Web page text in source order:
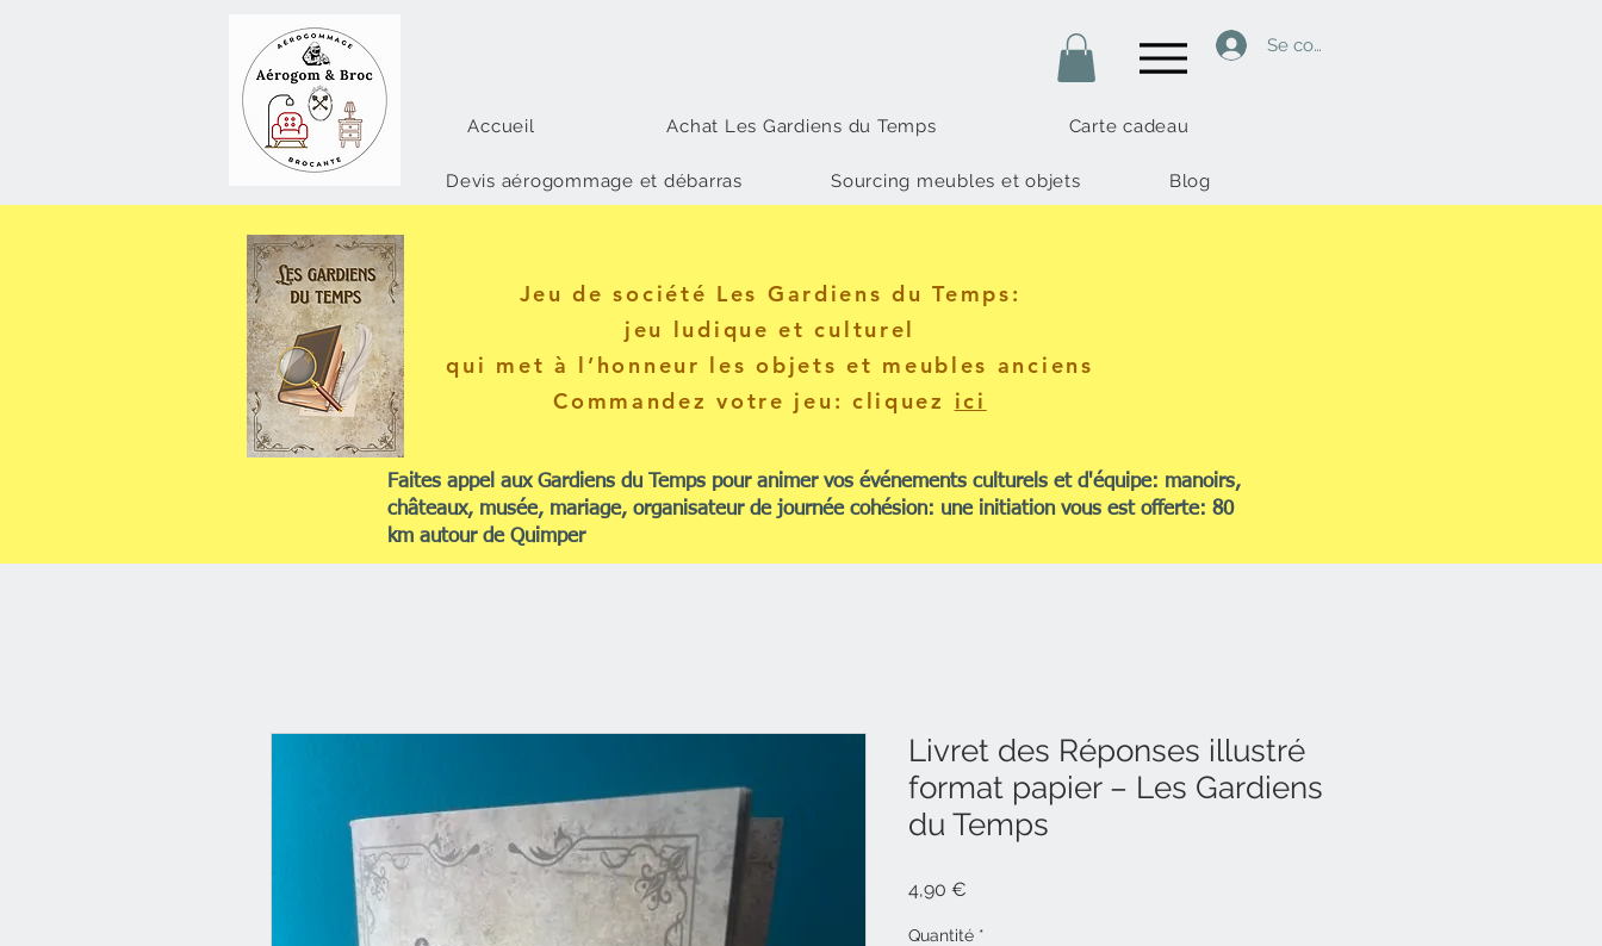
Se connecter
Accueil Achat Les Gardiens du Temps Carte cadeau
Devis aérogommage et débarras Sourcing meubles et objets Blog
Jeu de société Les Gardiens du Temps:
jeu ludique et culturel
qui met à l’honneur les objets et meubles anciens
Commandez votre jeu: cliquez ici
Faites appel aux Gardiens du Temps pour animer vos événements culturels et d'équipe: manoirs,
châteaux, musée, mariage, organisateur de journée cohésion: une initiation vous est offerte: 80
km autour de Quimper
Livret des Réponses illustré
format papier – Les Gardiens
du Temps
4,90 €
Quantité *